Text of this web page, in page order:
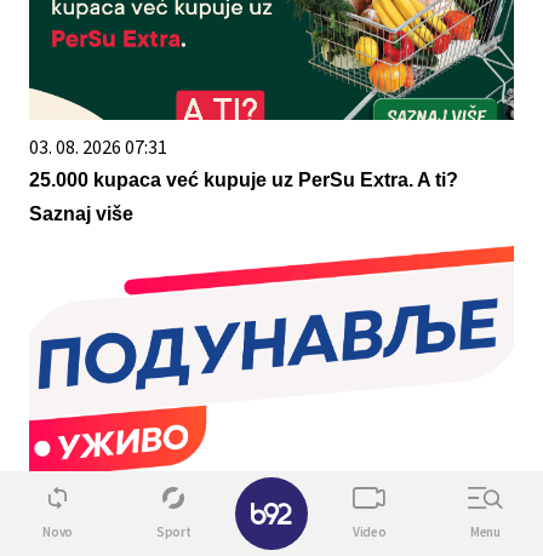
03. 08. 2026 07:31
25.000 kupaca već kupuje uz PerSu Extra. A ti?
Saznaj više
07. 08. 2026 10:09
ФК Сремац почео припреме за нову сезону:
Novo Sport Video Menu
✕